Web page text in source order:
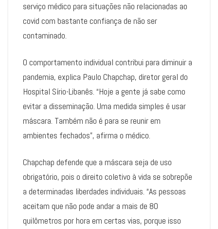
serviço médico para situações não relacionadas ao
covid com bastante confiança de não ser
contaminado.
O comportamento individual contribui para diminuir a
pandemia, explica Paulo Chapchap, diretor geral do
Hospital Sírio-Libanês. “Hoje a gente já sabe como
evitar a disseminação. Uma medida simples é usar
máscara. Também não é para se reunir em
ambientes fechados”, afirma o médico.
Chapchap defende que a máscara seja de uso
obrigatório, pois o direito coletivo à vida se sobrepõe
a determinadas liberdades individuais. “As pessoas
aceitam que não pode andar a mais de 80
quilômetros por hora em certas vias, porque isso